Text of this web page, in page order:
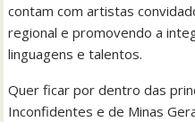
contam com artistas
regional e promovendo a
linguagens e talentos.
Quer ficar por dentro das
Inconfidentes e de Minas